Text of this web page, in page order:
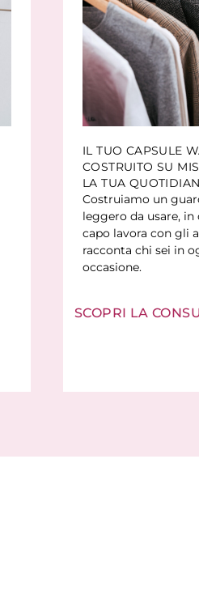
IL TUO CAPSULE
COSTRUITO SU
LA TUA
Costruiamo un
leggero da usare, in
capo lavora con gli
racconta chi sei in
occasione.
SCOPRI LA